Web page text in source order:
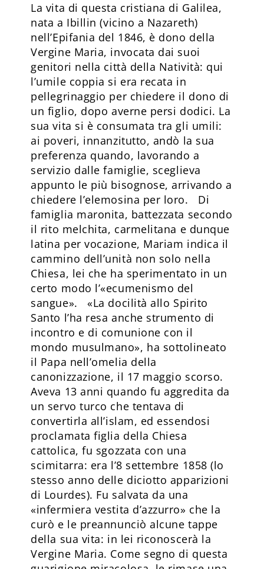
La vita di questa cristiana di Galilea,
nata a Ibillin (vicino a Nazareth)
nell’Epifania del 1846, è dono della
Vergine Maria, invocata dai suoi
genitori nella città della Natività: qui
l’umile coppia si era recata in
pellegrinaggio per chiedere il dono di
un figlio, dopo averne persi dodici. La
sua vita si è consumata tra gli umili:
ai poveri, innanzitutto, andò la sua
preferenza quando, lavorando a
servizio dalle famiglie, sceglieva
appunto le più bisognose, arrivando a
chiedere l’elemosina per loro. Di
famiglia maronita, battezzata secondo
il rito melchita, carmelitana e dunque
latina per vocazione, Mariam indica il
cammino dell’unità non solo nella
Chiesa, lei che ha sperimentato in un
certo modo l’«ecumenismo del
sangue». «La docilità allo Spirito
Santo l’ha resa anche strumento di
incontro e di comunione con il
mondo musulmano», ha sottolineato
il Papa nell’omelia della
canonizzazione, il 17 maggio scorso.
Aveva 13 anni quando fu aggredita da
un servo turco che tentava di
convertirla all’islam, ed essendosi
proclamata figlia della Chiesa
cattolica, fu sgozzata con una
scimitarra: era l’8 settembre 1858 (lo
stesso anno delle diciotto apparizioni
di Lourdes). Fu salvata da una
«infermiera vestita d’azzurro» che la
curò e le preannunciò alcune tappe
della sua vita: in lei riconoscerà la
Vergine Maria. Come segno di questa